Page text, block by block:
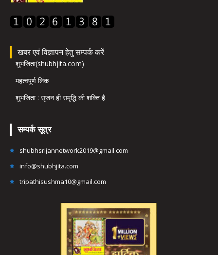
खबर एवं विज्ञापन हेतु सम्पर्क करें
शुभजिता(shubhjita.com)
महत्वपूर्ण लिंक
शुभजिता : सृजन ही समृद्धि की शक्ति है
सम्पर्क सूत्र
shubhsrijannetwork2019@gmail.com
info@shubhjita.com
tripathisushma10@gmail.com